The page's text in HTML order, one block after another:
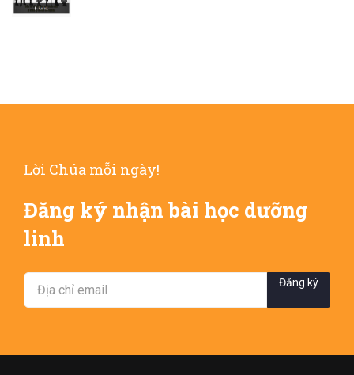
Lời Chúa mỗi ngày!
Đăng ký nhận bài học dưỡng
linh
Đăng ký